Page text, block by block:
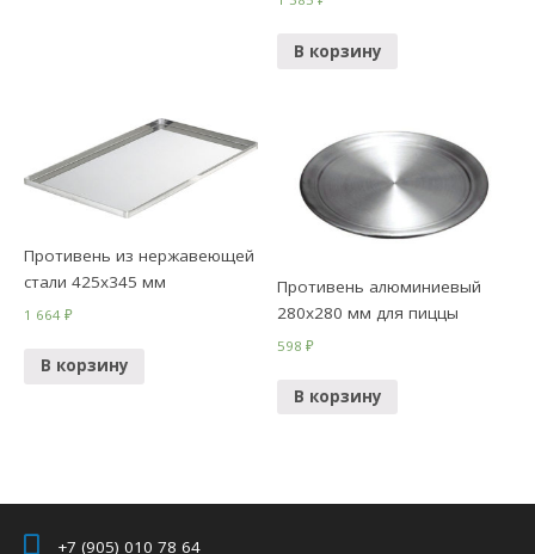
В корзину
Противень из нержавеющей
стали 425х345 мм
1 664₽
В корзину
Противень алюминиевый
280х280 мм для пиццы
598₽
В корзину
+7 (905) 010 78 64